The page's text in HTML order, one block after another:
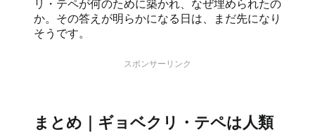
リ・テペが何のために築かれ、なぜ埋められたの
か。その答えが明らかになる日は、まだ先になり
そうです。
スポンサーリンク
まとめ｜ギョベクリ・テペは人類